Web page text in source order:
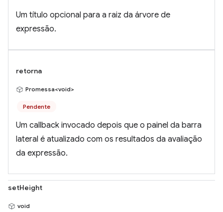
Um título opcional para a raiz da árvore de
expressão.
retorna
Promessa<void>
Pendente
Um callback invocado depois que o painel da barra
lateral é atualizado com os resultados da avaliação
da expressão.
setHeight
void